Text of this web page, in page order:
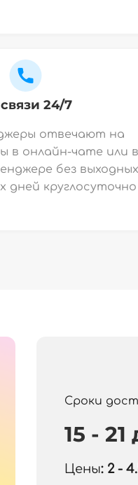
24/7
отвечают на
в онлайн-чате или в
без выходных
дней круглосуточно
Сроки
15 -
Цены: 2 -